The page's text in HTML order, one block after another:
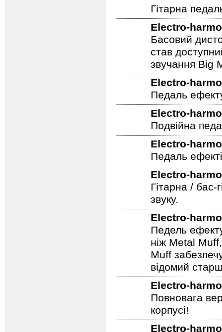
Electro-
Гітарна
Electro-
Басовий
став
звучання Big
Electro-
Педаль
Electro-
Подвійна
Electro-
Педаль
Electro-
Гітарна / бас-
звуку.
Electro-
Педель
ніж Metal
Muff
відомий
Electro-
Повновага
корпусі!